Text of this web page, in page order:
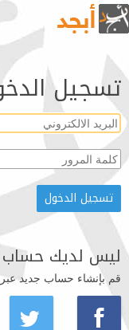
تسجيل
ليس لديك حساب
قم بإنشاء حساب جديد عبر